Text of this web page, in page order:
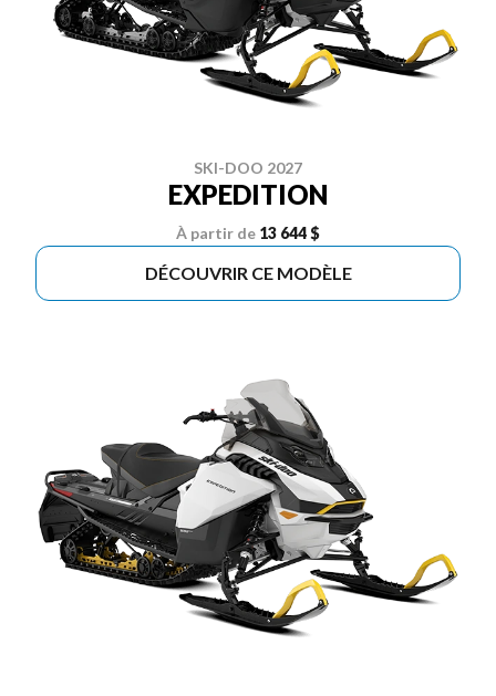
SKI-DOO 2027
EXPEDITION
À partir de 13 644 $
DÉCOUVRIR CE MODÈLE